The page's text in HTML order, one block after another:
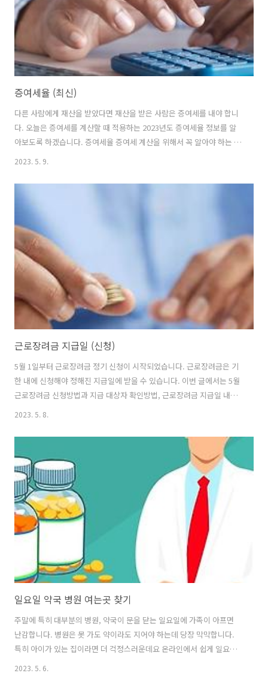
증여세율 (최신)
다른 사람에게 재산을 받았다면 재산을 받은 사람은 증여세를 내야 합니
다. 오늘은 증여세를 계산할 때 적용하는 2023년도 증여세율 정보를 알
아보도록 하겠습니다. 증여세율 증여세 계산을 위해서 꼭 알아야 하는 것
1억 원을 초과할 경우 누진 공제를 받을 수 있습니다. 국세청 홈페이지에
2023 증여세율 증여세율을 자세히 살펴보면 아래와 같습니다. 과세표준
1억원 이하 : 증여세율 10% 과세표준 1억원 초과 ~ 5억 원 이하 : 증여세
율..
2023. 5. 9.
근로장려금 지급일 (신청)
5월 1일부터 근로장려금 정기 신청이 시작되었습니다. 근로장려금은 기
한 내에 신청해야 정해진 지급일에 받을 수 있습니다. 이번 글에서는 5월
근로장려금 신청방법과 지급 대상자 확인방법, 근로장려금 지급일 내용
에 대해 자세히 정리했습니다. 근로장려금 대상자 조회 근로장려금은 근
니다. 근로장려금 지원을 통해 근로 활동을 더욱 장려하고 생계를 지원하
고자 만들어진 복지 제도입니다. 근로장려금은 가구원 수나 구성, 소득
규모에 따라 지급 여부가 결정됩니다. 신청방법을 알아보기 전에 근로장
려금 지급 대상자 확인 조회 방법을 알려드리겠습니다. 국세청 홈택스 온
라인 사이트에 들어가면 근로장려금 지급 대상자인지 쉽게 조회해 볼 수
있습니다. 근로장려금 ..
2023. 5. 8.
일요일 약국 병원 여는곳 찾기
주말에 특히 대부분의 병원, 약국이 문을 닫는 일요일에 가족이 아프면
난감합니다. 병원은 못 가도 약이라도 지어야 하는데 당장 막막합니다.
특히 아이가 있는 집이라면 더 걱정스러운데요 온라인에서 쉽게 일요일
2023. 5. 6.